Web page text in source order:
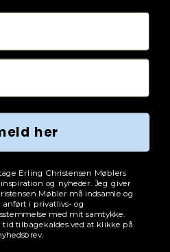
her
Erling Christensen Møblers
og nyheder. Jeg giver
Møbler må indsamle og
i privatlivs- og
med mit samtykke.
tilbagekaldes ved at klikke på